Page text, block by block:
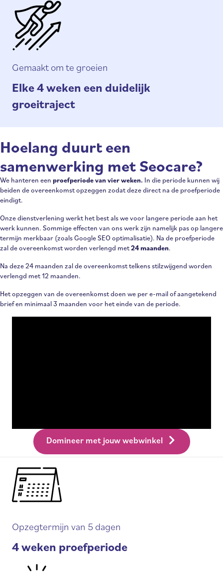
Gemaakt om te groeien
Elke 4 weken een duidelijk
groeitraject
Hoelang duurt een
samenwerking met Seocare?
We hanteren een proefperiode van vier weken. In die periode kunnen wij
beiden de overeenkomst opzeggen zodat deze direct na de proefperiode
eindigt.
Onze dienstverlening werkt het best als we voor langere periode aan het
werk kunnen. Sommige effecten van ons werk zijn namelijk pas op langere
termijn merkbaar (zoals Google SEO optimalisatie). Na de proefperiode
zal de overeenkomst worden verlengd met24 maanden.
Na deze 24 maanden zal de overeenkomst telkens stilzwijgend worden
verlengd met 12 maanden.
Het opzeggen van de overeenkomst doen we per e-mail of aangetekend
brief en minimaal 3 maanden voor het einde van de periode.
Domineer met jouw webwinkel
Opzegtermijn van 5 dagen
4 weken proefperiode